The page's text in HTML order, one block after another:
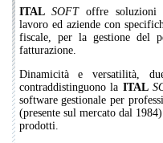
ITAL SOFToffre soluzioni
lavoro ed aziende con
fiscale, per la gestione del
fatturazione.
Dinamicità e versatilità,
contraddistinguono la ITAL
software gestionale per
(presente sul mercato dal
prodotti.